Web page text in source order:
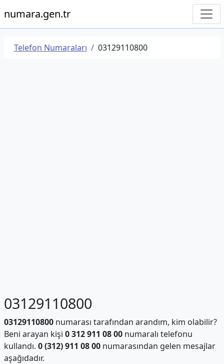
numara.gen.tr
Telefon Numaraları 03129110800
03129110800
03129110800numarası tarafından arandım, kim olabilir?
Beni arayan kişi 0 312 911 08 00numaralı telefonu
kullandı. 0 (312) 911 08 00numarasından gelen mesajlar
aşağıdadır.